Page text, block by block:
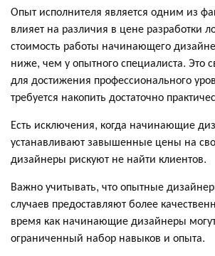
Опыт исполнителя является одним из
влияет на различия в цене разработки
стоимость работы начинающего
ниже, чем у опытного специалиста. Это
для достижения профессионального
требуется накопить достаточно
Есть исключения, когда начинающие
устанавливают завышенные цены на
дизайнеры рискуют не найти клиентов.
Важно учитывать, что опытные
случаев предоставляют более
время как начинающие дизайнеры
ограниченный набор навыков и опыта.